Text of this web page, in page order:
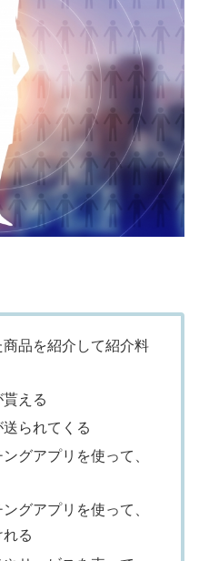
品を紹介して紹介料
える
られてくる
グアプリを使って、
グアプリを使って、
る